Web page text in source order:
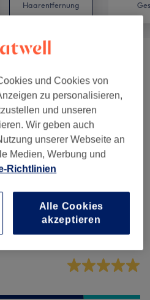
Haarentfernung
und Cookies von
zu personalisieren,
und unseren
Wir geben auch
unserer Webseite an
Medien, Werbung und
Richtlinien
Alle Cookies
akzeptieren